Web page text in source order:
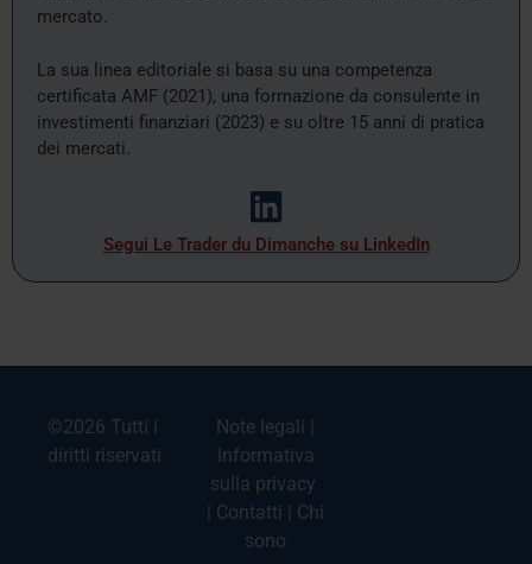
mercato.
La sua linea editoriale si basa su una competenza
certificata AMF (2021), una formazione da consulente in
investimenti finanziari (2023) e su oltre 15 anni di pratica
dei mercati.
Segui Le Trader du Dimanche su LinkedIn
©2026 Tutti i
diritti riservati
Note legali
Informativa
sulla privacy
Contatti
Chi
sono